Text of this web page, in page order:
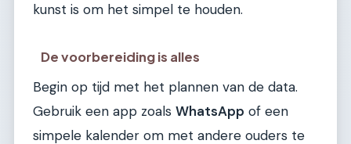
kunst is om het simpel te houden.
De voorbereiding is alles
Begin op tijd met het plannen van de data.
Gebruik een app zoals WhatsApp of een
simpele kalender om met andere ouders te